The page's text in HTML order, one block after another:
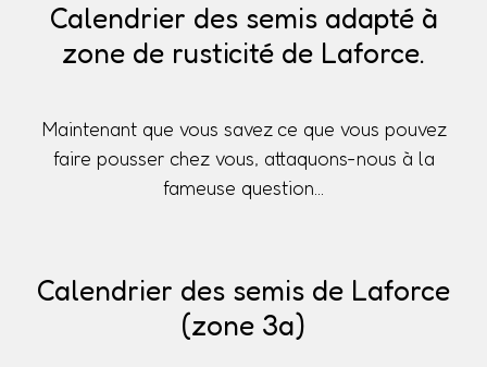
Calendrier des semis adapté à
zone de rusticité de Laforce.
Maintenant que vous savez ce que vous pouvez
faire pousser chez vous, attaquons-nous à la
fameuse question...
Calendrier des semis de Laforce
(zone 3a)